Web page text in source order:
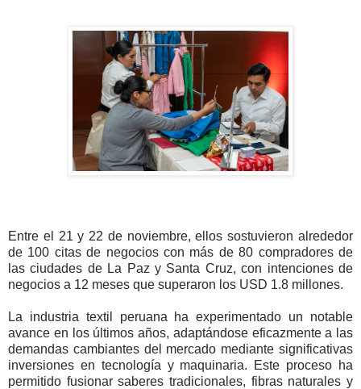
Entre el 21 y 22 de noviembre, ellos sostuvieron alrededor
de 100 citas de negocios con más de 80 compradores de
las ciudades de La Paz y Santa Cruz, con intenciones de
negocios a 12 meses que superaron los USD 1.8 millones.
La industria textil peruana ha experimentado un notable
avance en los últimos años, adaptándose eficazmente a las
demandas cambiantes del mercado mediante significativas
inversiones en tecnología y maquinaria. Este proceso ha
permitido fusionar saberes tradicionales, fibras naturales y